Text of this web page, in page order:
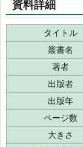
資料詳細
タイトル
叢書名
著者
出版者
出版年
ページ数
大きさ